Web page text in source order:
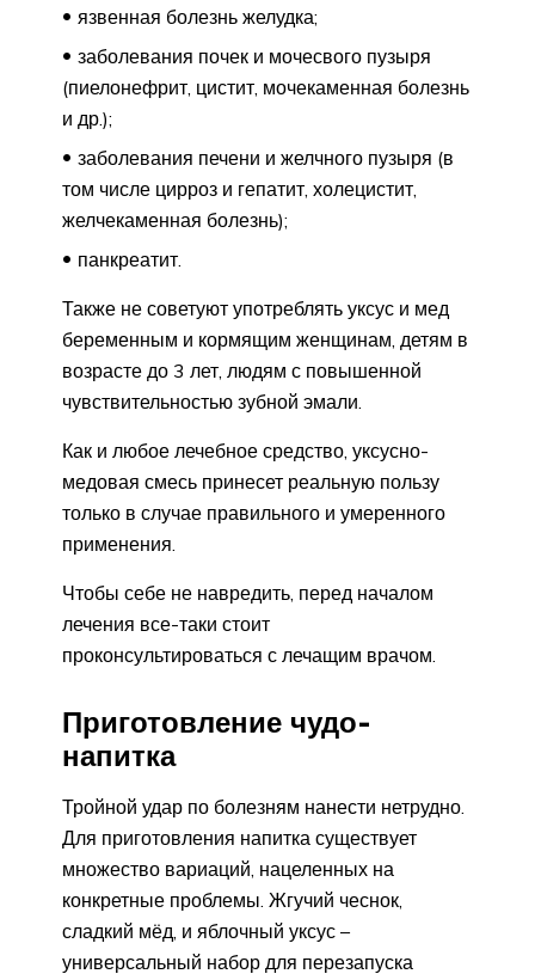
язвенная болезнь желудка;
заболевания почек и мочесвого пузыря
(пиелонефрит, цистит, мочекаменная болезнь
и др.);
заболевания печени и желчного пузыря (в
том числе цирроз и гепатит, холецистит,
желчекаменная болезнь);
панкреатит.
Также не советуют употреблять уксус и мед
беременным и кормящим женщинам, детям в
возрасте до 3 лет, людям с повышенной
чувствительностью зубной эмали.
Как и любое лечебное средство, уксусно-
медовая смесь принесет реальную пользу
только в случае правильного и умеренного
применения.
Чтобы себе не навредить, перед началом
лечения все-таки стоит
проконсультироваться с лечащим врачом.
Приготовление чудо-
напитка
Тройной удар по болезням нанести нетрудно.
Для приготовления напитка существует
множество вариаций, нацеленных на
конкретные проблемы. Жгучий чеснок,
сладкий мёд, и яблочный уксус –
универсальный набор для перезапуска